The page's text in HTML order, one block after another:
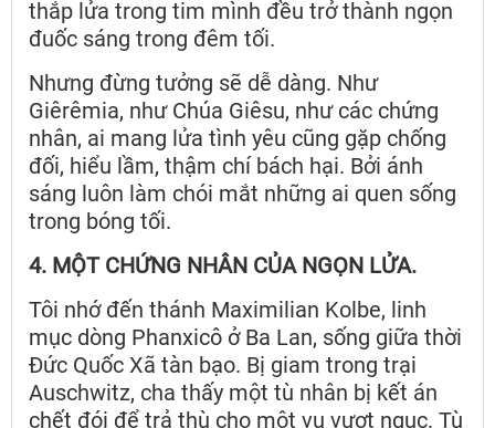
thắp lửa trong tim mình đều trở thành ngọn
đuốc sáng trong đêm tối.
Nhưng đừng tưởng sẽ dễ dàng. Như
Giêrêmia, như Chúa Giêsu, như các chứng
nhân, ai mang lửa tình yêu cũng gặp chống
đối, hiểu lầm, thậm chí bách hại. Bởi ánh
sáng luôn làm chói mắt những ai quen sống
trong bóng tối.
4. MỘT CHỨNG NHÂN CỦA NGỌN LỬA.
Tôi nhớ đến thánh Maximilian Kolbe, linh
mục dòng Phanxicô ở Ba Lan, sống giữa thời
Đức Quốc Xã tàn bạo. Bị giam trong trại
Auschwitz, cha thấy một tù nhân bị kết án
chết đói để trả thù cho một vụ vượt ngục. Tù